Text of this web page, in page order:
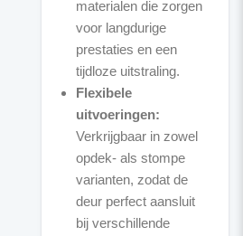
materialen die zorgen
voor langdurige
prestaties en een
tijdloze uitstraling.
Flexibele
uitvoeringen:
Verkrijgbaar in zowel
opdek- als stompe
varianten, zodat de
deur perfect aansluit
bij verschillende